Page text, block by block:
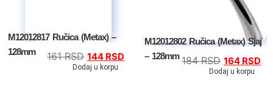
M12012817 Ručica (Metax) –
128mm
161RSD 144 RSD
Dodaj u korpu
M12012802 Ručica (Metax) Sjaj
– 128mm 184RSD 164 RSD
Dodaj u korpu